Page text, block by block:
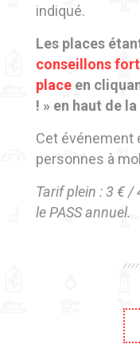
indiqué.
Les places
conseillons
place en
! » en haut de
Cet événement
personnes à
Tarif plein : 3 € /
le PASS annuel.